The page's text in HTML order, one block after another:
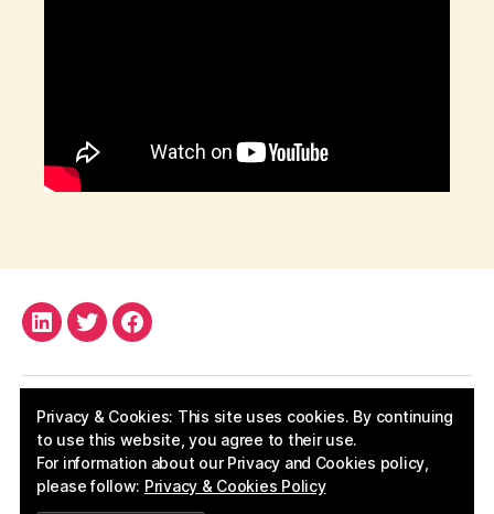
y
,
,
P
a
t
LinkedIn
TwitterFacebook
© 2026Apostolos Kritikos
Privacy & Cookies: This site uses cookies. By continuing
to use this website, you agree to their use.
For information about our Privacy and Cookies policy,
please follow: Privacy & Cookies Policy